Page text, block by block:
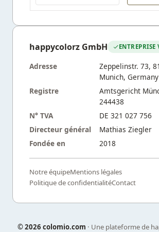
happycolorz GmbH ENTREPRISE
Adresse
Zeppelinstr. 73,
Munich, Germany
Registre
Amtsgericht
244438
N° TVA
DE 321 027 756
Directeur général
Mathias Ziegler
Fondée en
2018
Notre équipeMentions légales
Politique de confidentialitéContact
©2026 colomio.com · Une plateforme de